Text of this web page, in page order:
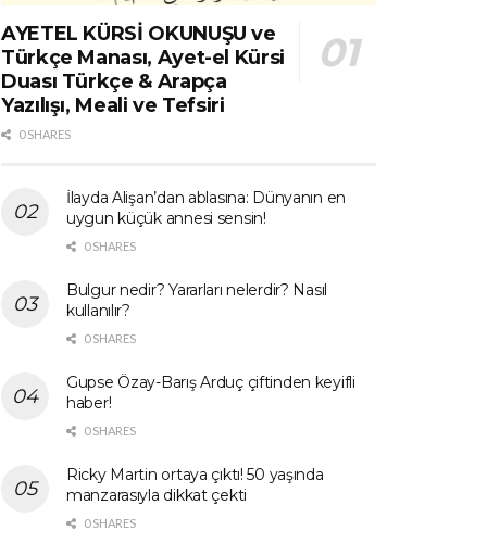
AYETEL KÜRSİ OKUNUŞU ve
Türkçe Manası, Ayet-el Kürsi
Duası Türkçe & Arapça
Yazılışı, Meali ve Tefsiri
0 SHARES
İlayda Alişan’dan ablasına: Dünyanın en
uygun küçük annesi sensin!
0 SHARES
Bulgur nedir? Yararları nelerdir? Nasıl
kullanılır?
0 SHARES
Gupse Özay-Barış Arduç çiftinden keyifli
haber!
0 SHARES
Ricky Martin ortaya çıktı! 50 yaşında
manzarasıyla dikkat çekti
0 SHARES